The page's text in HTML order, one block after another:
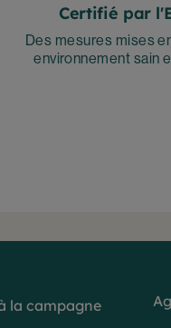
Certifié par
Des mesures mises
environnement sain
la campagne